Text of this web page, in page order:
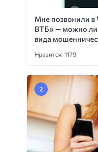
Мне позвонили в
ВТБ» — можно ли
вида
Нравится: 1179